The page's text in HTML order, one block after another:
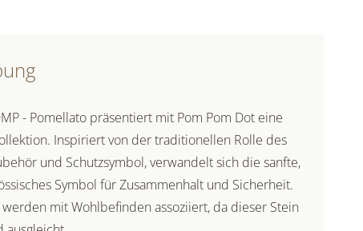
- Pomellato präsentiert mit Pom Pom Dot eine
Inspiriert von der traditionellen Rolle des
und Schutzsymbol, verwandelt sich die sanfte,
Symbol für Zusammenhalt und Sicherheit.
mit Wohlbefinden assoziiert, da dieser Stein